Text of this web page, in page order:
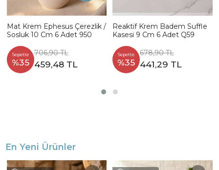
Mat Krem Ephesus Çerezlik /
Sosluk 10 Cm 6 Adet 950
Sepette
%35
706,90 TL
459,48 TL
Reaktif Krem Badem Suffle
Kasesi 9 Cm 6 Adet Q59
Sepette
%35
678,90 TL
441,29 TL
En Yeni Ürünler